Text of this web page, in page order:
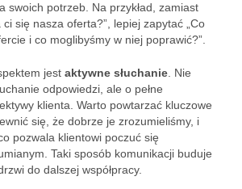
swoich potrzeb. Na przykład, zamiast
ci się nasza oferta?”, lepiej zapytać „Co
i co moglibyśmy w niej poprawić?”.
jest aktywne słuchanie . Nie
odpowiedzi, ale o pełne
klienta. Warto powtarzać kluczowe
się, że dobrze je zrozumieliśmy, i
pozwala klientowi poczuć się
Taki sposób komunikacji buduje
do dalszej współpracy.